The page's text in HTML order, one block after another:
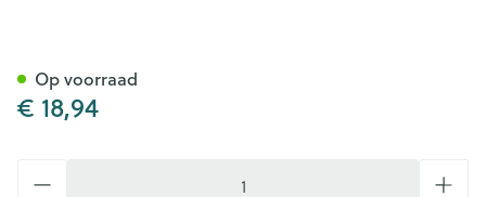
€ 18,94
Op voorraad